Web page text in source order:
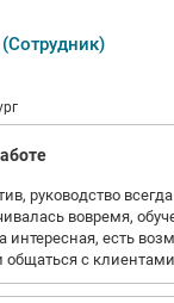
руководство
вовремя,
интересная, есть
с